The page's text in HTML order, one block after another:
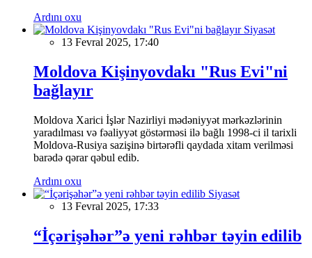
Ardını oxu
Siyasət
13 Fevral 2025, 17:40
Moldova Kişinyovdakı "Rus Evi"ni
bağlayır
Moldova Xarici İşlər Nazirliyi mədəniyyət mərkəzlərinin
yaradılması və fəaliyyət göstərməsi ilə bağlı 1998-ci il tarixli
Moldova-Rusiya sazişinə birtərəfli qaydada xitam verilməsi
barədə qərar qəbul edib.
Ardını oxu
Siyasət
13 Fevral 2025, 17:33
“İçərişəhər”ə yeni rəhbər təyin edilib